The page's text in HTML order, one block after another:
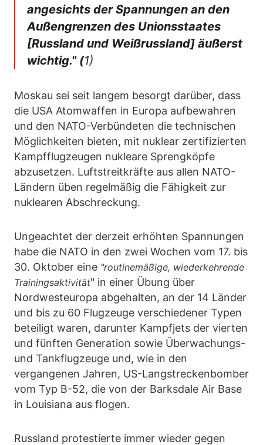
angesichts der Spannungen an den
Außengrenzen des Unionsstaates
[Russland und Weißrussland] äußerst
wichtig." (1)
Moskau sei seit langem besorgt darüber, dass
die USA Atomwaffen in Europa aufbewahren
und den NATO-Verbündeten die technischen
Möglichkeiten bieten, mit nuklear zertifizierten
Kampfflugzeugen nukleare Sprengköpfe
abzusetzen. Luftstreitkräfte aus allen NATO-
Ländern üben regelmäßig die Fähigkeit zur
nuklearen Abschreckung.
Ungeachtet der derzeit erhöhten Spannungen
habe die NATO in den zwei Wochen vom 17. bis
30. Oktober eine "routinemäßige, wiederkehrende
Trainingsaktivität" in einer Übung über
Nordwesteuropa abgehalten, an der 14 Länder
und bis zu 60 Flugzeuge verschiedener Typen
beteiligt waren, darunter Kampfjets der vierten
und fünften Generation sowie Überwachungs-
und Tankflugzeuge und, wie in den
vergangenen Jahren, US-Langstreckenbomber
vom Typ B-52, die von der Barksdale Air Base
in Louisiana aus flogen.
Russland protestierte immer wieder gegen